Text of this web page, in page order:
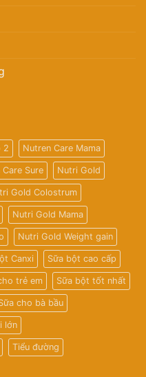
2 Nutren Care Mama
Care Sure Nutri Gold
Gold Colostrum
Nutri Gold Mama
Nutri Gold Weight gain
Canxi Sữa bột cao cấp
trẻ em Sữa bột tốt nhất
cho bà bầu
lớn
Tiểu đường